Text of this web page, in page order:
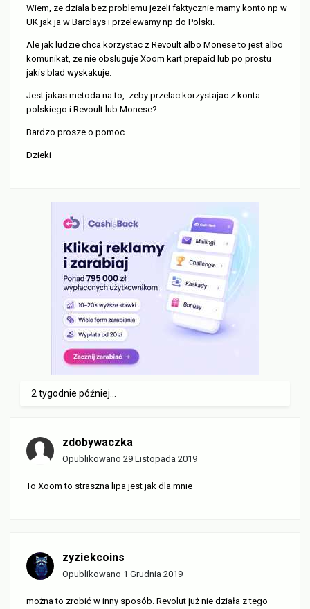
Wiem, ze dziala bez problemu jezeli faktycznie mamy konto np w
UK jak ja w Barclays i przelewamy np do Polski.
Ale jak ludzie chca korzystac z Revoult albo Monese to jest albo
komunikat, ze nie obsluguje Xoom kart prepaid lub po prostu
jakis blad wyskakuje.
Jest jakas metoda na to, zeby przelac korzystajac z konta
polskiego i Revoult lub Monese?
Bardzo prosze o pomoc
Dzieki
2 tygodnie później...
zdobywaczka
Opublikowano 29 Listopada 2019
To Xoom to straszna lipa jest jak dla mnie
zyziekcoins
Opublikowano 1 Grudnia 2019
można to zrobić w inny sposób. Revolut już nie działa z tego